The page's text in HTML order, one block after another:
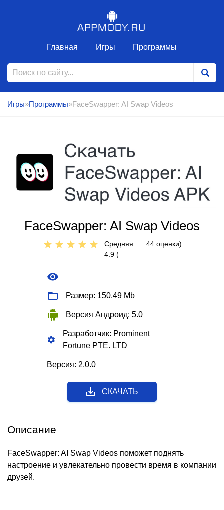
Главная Игры Программы
Игры»Программы»FaceSwapper: AI Swap Videos
FaceSwapper: AI Swap Videos
Средняя:
4.9 (
44 оценки)
Размер: 150.49 Mb
Версия Андроид: 5.0
Разработчик: Prominent
Fortune PTE. LTD
Версия: 2.0.0
СКАЧАТЬ
Описание
FaceSwapper: AI Swap Videos поможет поднять
настроение и увлекательно провести время в компании
друзей.